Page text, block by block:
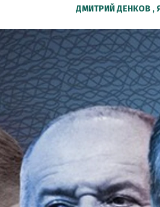
ДМИТРИЙ ДЕНКОВ ,